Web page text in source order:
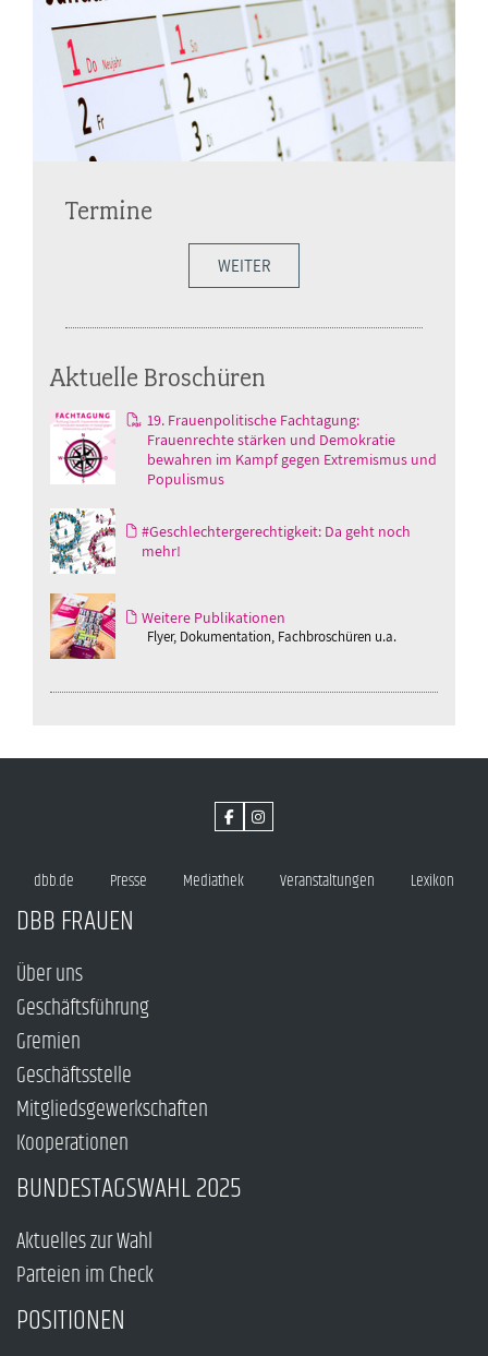
Termine
WEITER
Aktuelle Broschüren
19. Frauenpolitische Fachtagung:
Frauenrechte stärken und Demokratie
bewahren im Kampf gegen Extremismus und
Populismus
#Geschlechtergerechtigkeit: Da geht noch
mehr!
Weitere Publikationen
Flyer, Dokumentation, Fachbroschüren u.a.
dbb.de Presse Mediathek Veranstaltungen Lexikon
DBB FRAUEN
Über uns
Geschäftsführung
Gremien
Geschäftsstelle
Mitgliedsgewerkschaften
Kooperationen
BUNDESTAGSWAHL 2025
Aktuelles zur Wahl
Parteien im Check
POSITIONEN